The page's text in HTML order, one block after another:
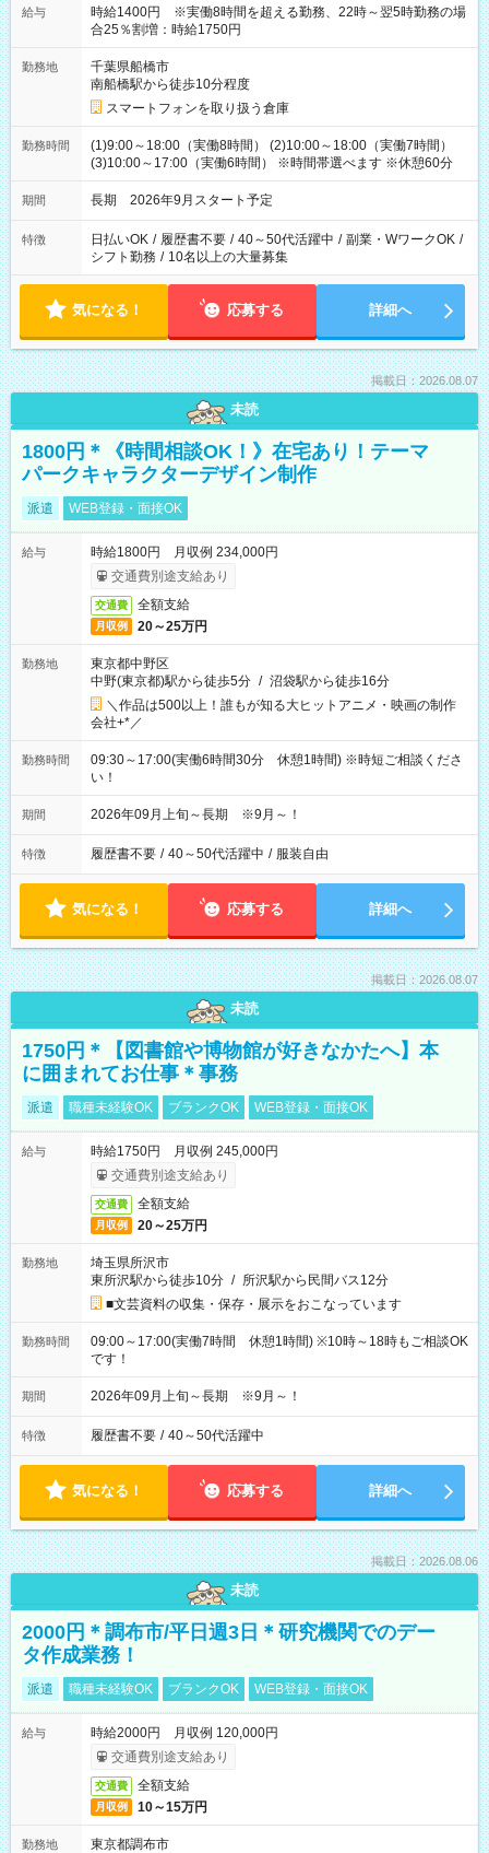
給与
時給1400円 ※実働8時間を超える勤務、22時～翌5時勤務の場
合25％割増：時給1750円
勤務地
千葉県船橋市
南船橋駅から徒歩10分程度
スマートフォンを取り扱う倉庫
勤務時間
(1)9:00～18:00（実働8時間） (2)10:00～18:00（実働7時間）
(3)10:00～17:00（実働6時間） ※時間帯選べます ※休憩60分
期間 長期 2026年9月スタート予定
特徴 日払いOK / 履歴書不要 / 40～50代活躍中 / 副業・WワークOK /
シフト勤務 / 10名以上の大量募集
気になる！ 応募する 詳細へ
掲載日：2026.08.07
未読
1800円＊《時間相談OK！》在宅あり！テーマ
パークキャラクターデザイン制作
派遣 WEB登録・面接OK
給与
時給1800円 月収例 234,000円
交通費別途支給あり
交通費 全額支給
月収例 20～25万円
勤務地
東京都中野区
中野(東京都)駅から徒歩5分 / 沼袋駅から徒歩16分
＼作品は500以上！誰もが知る大ヒットアニメ・映画の制作
会社+*／
勤務時間
09:30～17:00(実働6時間30分 休憩1時間) ※時短ご相談くださ
い！
期間 2026年09月上旬～長期 ※9月～！
特徴 履歴書不要 / 40～50代活躍中 / 服装自由
気になる！ 応募する 詳細へ
掲載日：2026.08.07
未読
1750円＊【図書館や博物館が好きなかたへ】本
に囲まれてお仕事＊事務
派遣 職種未経験OK ブランクOK WEB登録・面接OK
給与
時給1750円 月収例 245,000円
交通費別途支給あり
交通費 全額支給
月収例 20～25万円
勤務地
埼玉県所沢市
東所沢駅から徒歩10分 / 所沢駅から民間バス12分
■文芸資料の収集・保存・展示をおこなっています
勤務時間
09:00～17:00(実働7時間 休憩1時間) ※10時～18時もご相談OK
です！
期間 2026年09月上旬～長期 ※9月～！
特徴 履歴書不要 / 40～50代活躍中
気になる！ 応募する 詳細へ
掲載日：2026.08.06
未読
2000円＊調布市/平日週3日＊研究機関でのデー
タ作成業務！
派遣 職種未経験OK ブランクOK WEB登録・面接OK
給与
時給2000円 月収例 120,000円
交通費別途支給あり
交通費 全額支給
月収例 10～15万円
勤務地
東京都調布市